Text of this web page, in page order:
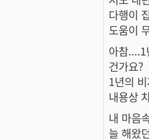
다행이
도움이
아참
건가요?
1년의
내용상
내 마음
늘 해왔